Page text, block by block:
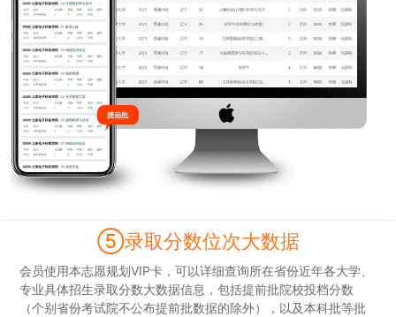
⑤录取分数位次大数据
会员使用本志愿规划VIP卡，可以详细查询所在省份近年各大学、
专业具体招生录取分数大数据信息，包括提前批院校投档分数
（个别省份考试院不公布提前批数据的除外），以及本科批等批